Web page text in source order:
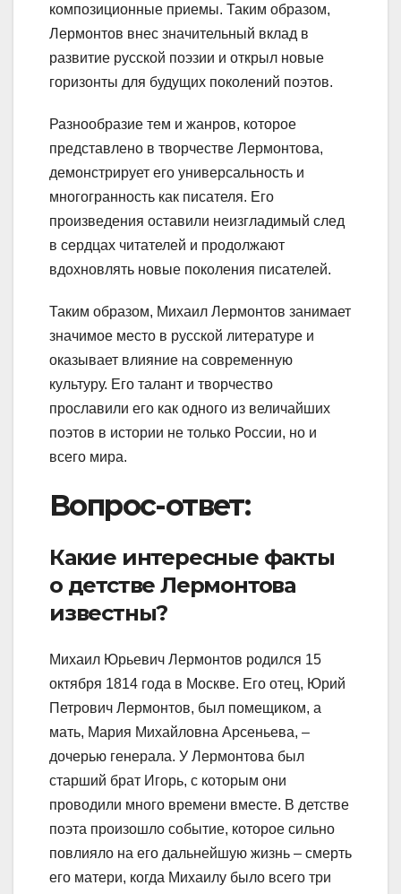
композиционные приемы. Таким образом,
Лермонтов внес значительный вклад в
развитие русской поэзии и открыл новые
горизонты для будущих поколений поэтов.
Разнообразие тем и жанров, которое
представлено в творчестве Лермонтова,
демонстрирует его универсальность и
многогранность как писателя. Его
произведения оставили неизгладимый след
в сердцах читателей и продолжают
вдохновлять новые поколения писателей.
Таким образом, Михаил Лермонтов занимает
значимое место в русской литературе и
оказывает влияние на современную
культуру. Его талант и творчество
прославили его как одного из величайших
поэтов в истории не только России, но и
всего мира.
Вопрос-ответ:
Какие интересные факты
о детстве Лермонтова
известны?
Михаил Юрьевич Лермонтов родился 15
октября 1814 года в Москве. Его отец, Юрий
Петрович Лермонтов, был помещиком, а
мать, Мария Михайловна Арсеньева, –
дочерью генерала. У Лермонтова был
старший брат Игорь, с которым они
проводили много времени вместе. В детстве
поэта произошло событие, которое сильно
повлияло на его дальнейшую жизнь – смерть
его матери, когда Михаилу было всего три